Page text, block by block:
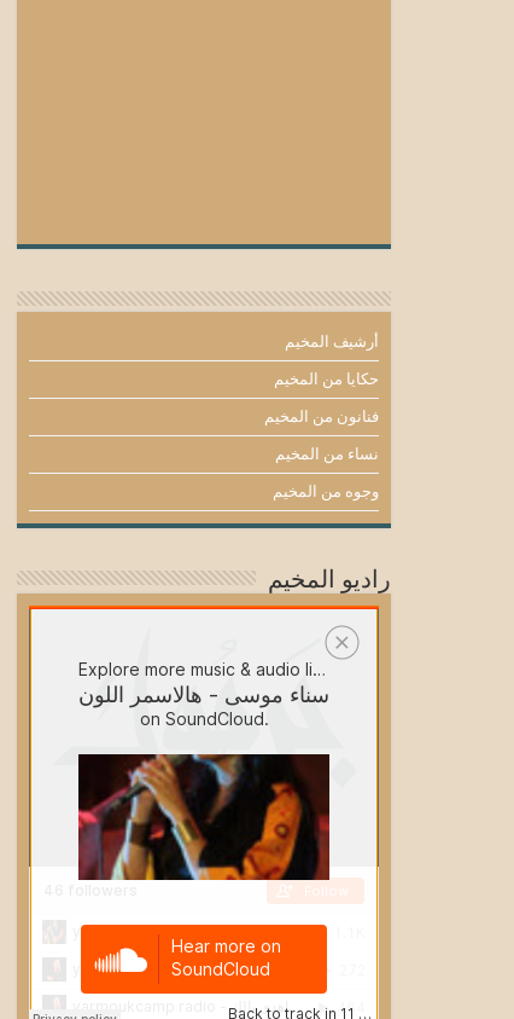
أرشيف المخيم
حكايا من المخيم
فنانون من المخيم
نساء من المخيم
وجوه من المخيم
راديو المخيم